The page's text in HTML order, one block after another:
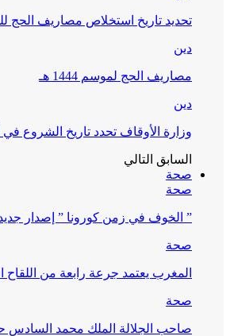
تحديد تاريخ استخلاص مصاريف الحج
دين
مصاريف الحج لموسم 1444 هـ
دين
وزارة الأوقاف تحدد تاريخ الشروع في
السابق التالي
صحة
صحة
” الخوف في زمن كورونا ” إصدار
صحة
المغرب يعتمد جرعة رابعة من اللقاح المضاد
صحة
صاحب الجلالة الملك محمد السادس حفظه